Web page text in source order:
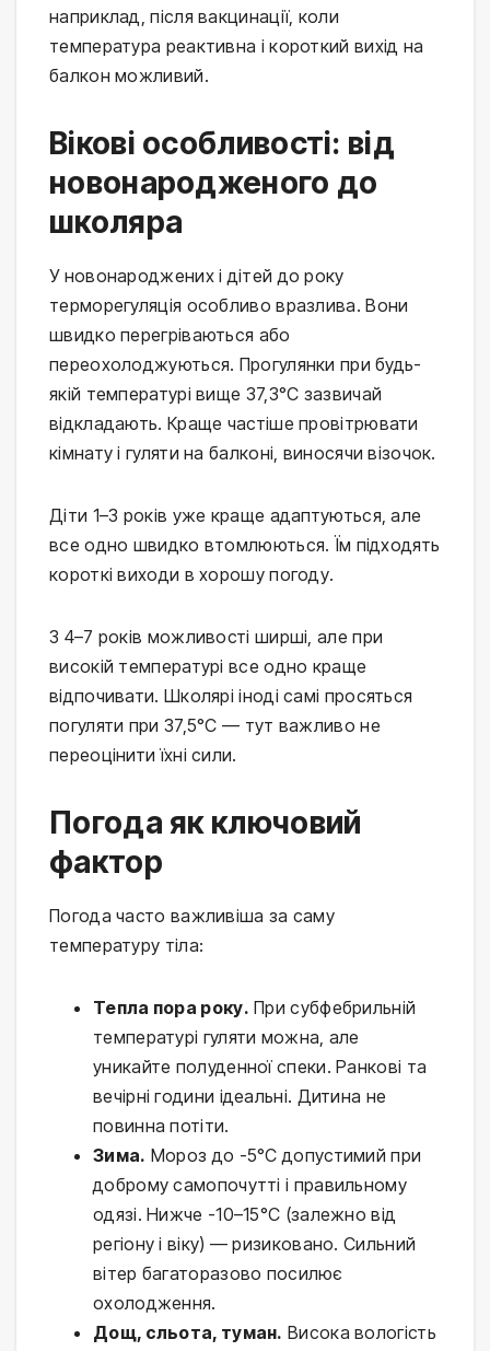
наприклад, після вакцинації, коли
температура реактивна і короткий вихід на
балкон можливий.
Вікові особливості: від
новонародженого до
школяра
У новонароджених і дітей до року
терморегуляція особливо вразлива. Вони
швидко перегріваються або
переохолоджуються. Прогулянки при будь-
якій температурі вище 37,3°C зазвичай
відкладають. Краще частіше провітрювати
кімнату і гуляти на балконі, виносячи візочок.
Діти 1–3 років уже краще адаптуються, але
все одно швидко втомлюються. Їм підходять
короткі виходи в хорошу погоду.
З 4–7 років можливості ширші, але при
високій температурі все одно краще
відпочивати. Школярі іноді самі просяться
погуляти при 37,5°C — тут важливо не
переоцінити їхні сили.
Погода як ключовий
фактор
Погода часто важливіша за саму
температуру тіла:
Тепла пора року. При субфебрильній
температурі гуляти можна, але
уникайте полуденної спеки. Ранкові та
вечірні години ідеальні. Дитина не
повинна потіти.
Зима. Мороз до -5°C допустимий при
доброму самопочутті і правильному
одязі. Нижче -10–15°C (залежно від
регіону і віку) — ризиковано. Сильний
вітер багаторазово посилює
охолодження.
Дощ, сльота, туман. Висока вологість